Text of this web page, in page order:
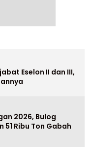
Eselon II dan III,
2026, Bulog
51 Ribu Ton Gabah